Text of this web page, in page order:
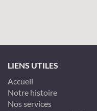
LIENS UTILES
Accueil
Notre histoire
Nos services